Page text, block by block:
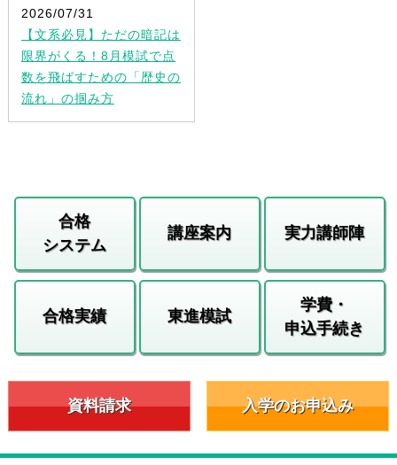
2026/07/31
【文系必見】ただの暗記は
限界がくる！8月模試で点
数を飛ばすための「歴史の
流れ」の掴み方
合格
システム
講座案内 実力講師陣
合格実績 東進模試
学費・
申込手続き
資料請求 入学のお申込み